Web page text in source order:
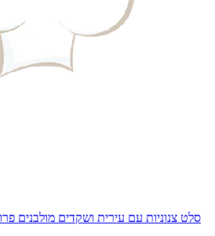
סלט צנוניות עם עירית ושקדים מולבנים